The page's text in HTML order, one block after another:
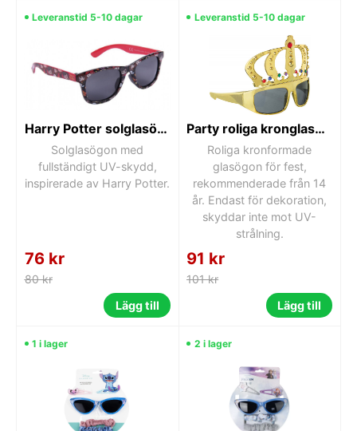
Leveranstid 5-10 dagar
Harry Potter solglasögon
Solglasögon med
fullständigt UV-skydd,
inspirerade av Harry Potter.
76 kr
80 kr
Lägg till
Leveranstid 5-10 dagar
Party roliga kronglasögon
Roliga kronformade
glasögon för fest,
rekommenderade från 14
år. Endast för dekoration,
skyddar inte mot UV-
strålning.
91 kr
101 kr
Lägg till
1 i lager 2 i lager